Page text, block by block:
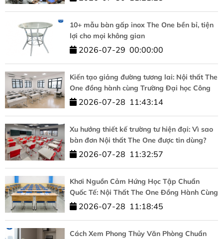
10+ mẫu bàn gấp inox The One bền bỉ, tiện
lợi cho mọi không gian
2026-07-29 00:00:00
Kiến tạo giảng đường tương lai: Nội thất The
One đồng hành cùng Trường Đại học Công
nghệ – ĐHQGHN
2026-07-28 11:43:14
Xu hướng thiết kế trường tư hiện đại: Vì sao
bàn đơn Nội thất The One được tin dùng?
2026-07-28 11:32:57
Khơi Nguồn Cảm Hứng Học Tập Chuẩn
Quốc Tế: Nội Thất The One Đồng Hành Cùng
HUFLIT
2026-07-28 11:18:45
Cách Xem Phong Thủy Văn Phòng Chuẩn